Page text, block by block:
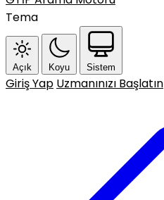
Tema
Açık Koyu Sistem
Giriş Yap Uzmanınızı Başlatın